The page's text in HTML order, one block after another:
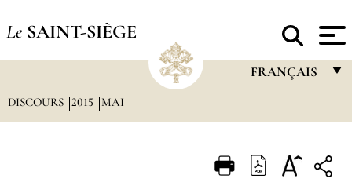
Le SAINT-SIÈGE
FRANÇAIS
ITALIANO
DISCOURS 2015 MAI